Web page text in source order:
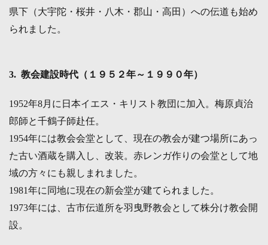
県下（大宇陀・桜井・八木・郡山・高田）への伝道も始め
られました。
3. 教会建設時代（１９５２年～１９９０年）
1952年8月に日本イエス・キリスト教団に加入。梅原貞治
郎師と千鶴子師赴任。
1954年には教会会堂として、現在の教会が建つ場所にあっ
た古い酒蔵を購入し、改装。赤レンガ作りの会堂として地
域の方々にも親しまれました。
1981年に同地に現在の新会堂が建てられました。
1973年には、古市伝道所を羽曳野教会として株分け教会開
設。